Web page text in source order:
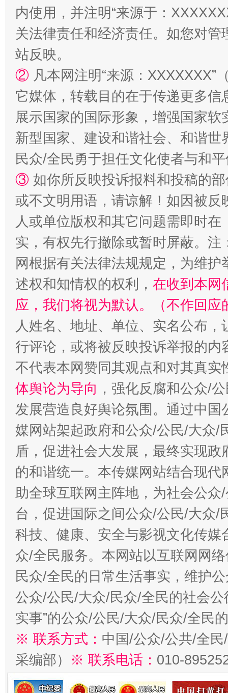
漫山遍野的桃花与雪山、麦地、白藏房 除
招工难、用工荒背后
内使用，并注明“来源于：
关法律责任和经济责任。如您对
站反映。
② 凡本网注明“来源：
它媒体，转载目的在于传递更多
展示国家的国际形象，增强国家
新型国家、建设和谐社会、和谐
民众/全民勇于担任文化使者与和
③ 如你所反映投诉报料和投稿的
或不文明用语，请谅解！如因被
人或单位版权和其它问题需即时在
实，有权先行撤除或暂时屏蔽。
网根据有关法律法规规定，为维
述权和知情权的权利， 在收到本网
应，我们将视为默认。（不作回应
人姓名、地址、单位、实名公布
行评论，或将被反映投诉举报的
不代表本网赞同其观点和对其真实
体舆论为导向 ，强化反腐和公众/
发展营造良好舆论氛围。通过中
媒网站架起政府和公众/公民/大众/
盾，促进社会大发展，最终实现
的和谐统一。本传媒网站结合现
助全球互联网主阵地，为社会公
台，促进国际之间公众/公民/大众/
科技、健康、安全与影视文化传
众/全民服务。本网站以互联网网
民众/全民的日常生活事实，维护
公众/公民/大众/民众/全民的社会公
实事”的公众/公民/大众/民众/全民
※ 联系方式： 中国/公众/公共/全
采编部） ※ 联系电话： 010-